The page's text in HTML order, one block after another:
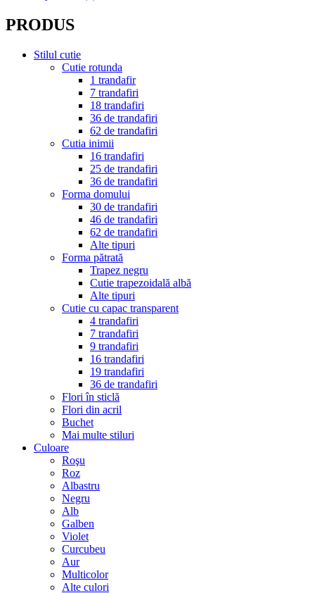
PRODUS
Stilul cutie
Cutie rotunda
1 trandafir
7 trandafiri
18 trandafiri
36 de trandafiri
62 de trandafiri
Cutia inimii
16 trandafiri
25 de trandafiri
36 de trandafiri
Forma domului
30 de trandafiri
46 de trandafiri
62 de trandafiri
Alte tipuri
Forma pătrată
Trapez negru
Cutie trapezoidală albă
Alte tipuri
Cutie cu capac transparent
4 trandafiri
7 trandafiri
9 trandafiri
16 trandafiri
19 trandafiri
36 de trandafiri
Flori în sticlă
Flori din acril
Buchet
Mai multe stiluri
Culoare
Roşu
Roz
Albastru
Negru
Alb
Galben
Violet
Curcubeu
Aur
Multicolor
Alte culori